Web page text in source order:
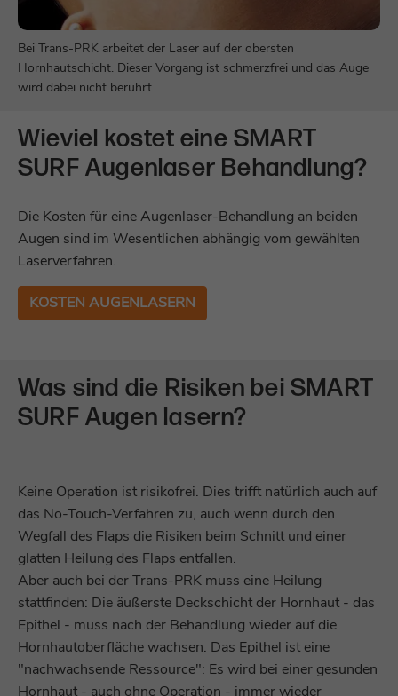
Bei Trans-PRK arbeitet der Laser auf der obersten
Hornhautschicht. Dieser Vorgang ist schmerzfrei und das Auge
wird dabei nicht berührt.
Wieviel kostet eine SMART
SURF Augenlaser Behandlung?
Die Kosten für eine Augenlaser-Behandlung an beiden
Augen sind im Wesentlichen abhängig vom gewählten
Laserverfahren.
KOSTEN AUGENLASERN
Was sind die Risiken bei SMART
SURF Augen lasern?
Keine Operation ist risikofrei. Dies trifft natürlich auch auf
das No-Touch-Verfahren zu, auch wenn durch den
Wegfall des Flaps die Risiken beim Schnitt und einer
glatten Heilung des Flaps entfallen.
Aber auch bei der Trans-PRK muss eine Heilung
stattfinden: Die äußerste Deckschicht der Hornhaut - das
Epithel - muss nach der Behandlung wieder auf die
Hornhautoberfläche wachsen. Das Epithel ist eine
"nachwachsende Ressource": Es wird bei einer gesunden
Hornhaut - auch ohne Operation - immer wieder